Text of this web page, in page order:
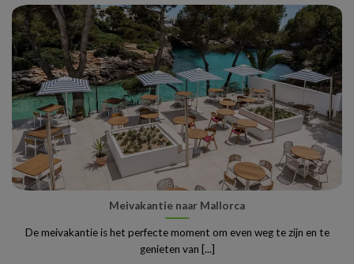
Meivakantie naar Mallorca
De meivakantie is het perfecte moment om even weg te zijn en te
genieten van [...]